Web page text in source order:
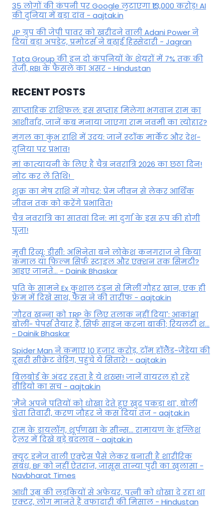
35 लोगों की कंपनी पर Google लुटाएगा ₹13,000 करोड़! AI
की दुनिया में बड़ा दांव - aajtak.in
JP ग्रुप की जेपी पावर को खरीदने वाली Adani Power ने
दिया बड़ा अपडेट, प्रमोटर्स ने बढ़ाई हिस्सेदारी - Jagran
Tata Group की इन दो कंपनियों के शेयरों में 7% तक की
तेजी, RBI के फैसले का असर - Hindustan
RECENT POSTS
साप्ताहिक राशिफल: इस सप्ताह मिलेगा भगवान राम का
आशीर्वाद, जानें कब मनाया जाएगा राम नवमी का त्योहार?
मंगल का कुंभ राशि में उदय: जानें स्‍टॉक मार्केट और देश-
दुनिया पर प्रभाव!
मां कात्‍यायनी के लिए है चैत्र नवरात्रि 2026 का छठा दिन!
नोट कर लें तिथि!
शुक्र का मेष राशि में गोचर: प्रेम जीवन से लेकर आर्थिक
जीवन तक को करेंगे प्रभावित!
चैत्र नवरात्रि का सातवां दिन: मां दुर्गा के इस रूप की होगी
पूजा!
मूवी रिव्यू: डीसी: अभिनेता बने लोकेश कनगराज ने किया
कमाल या फिल्म सिर्फ स्टाइल और एक्शन तक सिमटी?
आइए जानते... - Dainik Bhaskar
पति के सामने Ex कुशाल टंडन से मिलीं गौहर खान, एक ही
फ्रेम में दिखे साथ, फैंस ने की तारीफ - aajtak.in
'गौरव खन्ना को TRP के लिए तलाक नहीं दिया': आकांक्षा
बोलीं- पेपर्स तैयार हैं, सिर्फ साइन करना बाकी; रियलटी श...
- Dainik Bhaskar
Spider Man ने कमाए 10 हजार करोड़, टॉम हॉलैेंड-जैंडेया की
दूसरी सीक्रेट वेडिंग, पहुंचे ये सितारे! - aajtak.in
बिलबोर्ड के अंदर रहता है ये शख्स! जानें वायरल हो रहे
वीडियो का सच - aajtak.in
'मैंने अपने पतियों को धोखा देते हुए खुद पकड़ा था', बोलीं
श्वेता तिवारी, करण जौहर ने कस दिया तंज - aajtak.in
राम के डायलॉग, शूर्पणखा के सीन्स... रामायण के इंग्लिश
ट्रेलर में दिखे बड़े बदलाव - aajtak.in
क्यूट इमेज वाली एक्ट्रेस पैसे लेकर बनाती है शारीरिक
संबंध, BF को नहीं ऐतराज, जासूस तान्‍या पुरी का खुलासा -
Navbharat Times
आधी उम्र की लड़कियों से अफेयर, पत्नी को धोखा दे रहा था
एक्टर, लोग मानते हैं वफादारी की मिसाल - Hindustan